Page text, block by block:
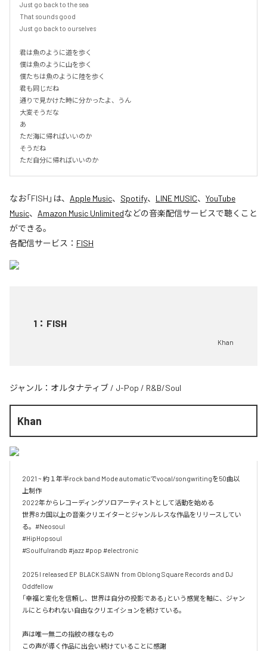
Just go back to the sea
That sounds good
Just go back to ourselves
君は魚のように道を歩く
僕は魚のように山を歩く
僕たちは魚のように陸を歩く
君も同じだね
通りで見かけた時に分かったよ、うん
大変そうだな
あ
ただ海に帰ればいいのか
そうだね
ただ自分に帰ればいいのか
なお「FISH 」は、 Apple Music、 Spotify、 LINE MUSIC、 YouTube
Music、 Amazon Music Unlimitedなどの音楽配信サービスで聴くこと
ができる。
各配信サービス： FISH
1 ： FISH
Khan
ジャンル： オルタナティブ / J-Pop / R&B/Soul
Khan
2021 ~ 約１年半rock band Mode automaticでvocal/songwritingを50曲以
上制作
2022年からレコーディングソロアーティストとして活動を始める
世界8カ国以上の音楽クリエイターとジャンルレスな作品をリリースしてい
る。#Neosoul
#HipHopsoul
#Soulfulrandb #jazz #pop #electronic
2025 I released EP  BLACK SAWN  from Oblong Square Records  and DJ
Oddfellow
「幸福と変化を信頼し、世界は自分の投影である」という感覚を軸に、ジャン
ルにとらわれない自由なクリエイションを続けている。
声は唯一無二の指紋の様なもの
この声が導く作品に出会い続けていることに感謝